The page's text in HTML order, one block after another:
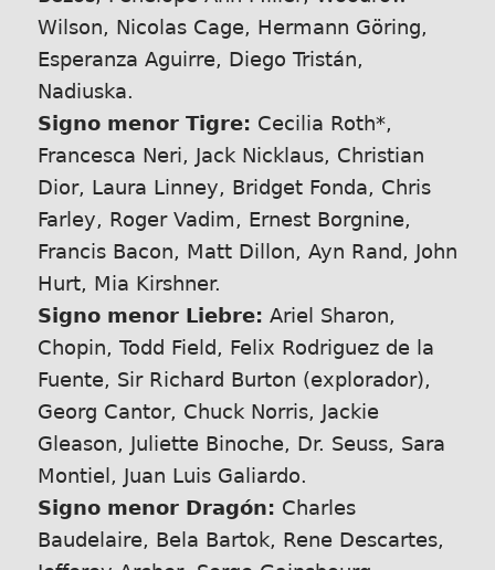
Wilson, Nicolas Cage, Hermann Göring,
Esperanza Aguirre, Diego Tristán,
Nadiuska.
Signo menor Tigre: Cecilia Roth*,
Francesca Neri, Jack Nicklaus, Christian
Dior, Laura Linney, Bridget Fonda, Chris
Farley, Roger Vadim, Ernest Borgnine,
Francis Bacon, Matt Dillon, Ayn Rand, John
Hurt, Mia Kirshner.
Signo menor Liebre: Ariel Sharon,
Chopin, Todd Field, Felix Rodriguez de la
Fuente, Sir Richard Burton (explorador),
Georg Cantor, Chuck Norris, Jackie
Gleason, Juliette Binoche, Dr. Seuss, Sara
Montiel, Juan Luis Galiardo.
Signo menor Dragón: Charles
Baudelaire, Bela Bartok, Rene Descartes,